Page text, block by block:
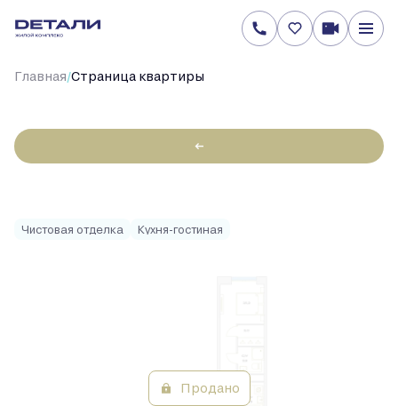
Главная/Cтраница квартиры
←
3-
84.3 м
Чистовая отделка Кухня-гостиная
Продано